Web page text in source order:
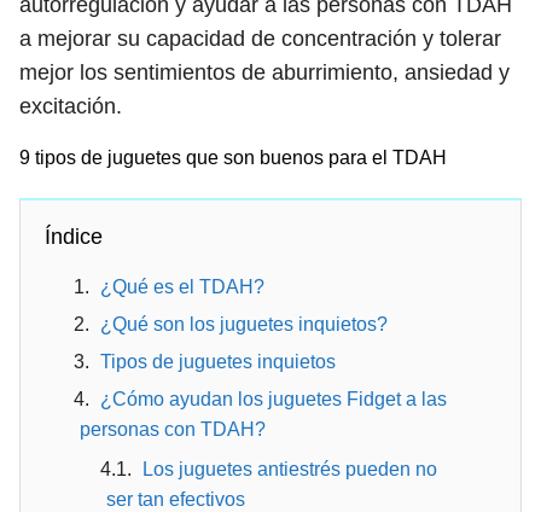
autorregulación y ayudar a las personas con TDAH
a mejorar su capacidad de concentración y tolerar
mejor los sentimientos de aburrimiento, ansiedad y
excitación.
9 tipos de juguetes que son buenos para el TDAH
Índice
¿Qué es el TDAH?
¿Qué son los juguetes inquietos?
Tipos de juguetes inquietos
¿Cómo ayudan los juguetes Fidget a las
personas con TDAH?
Los juguetes antiestrés pueden no
ser tan efectivos